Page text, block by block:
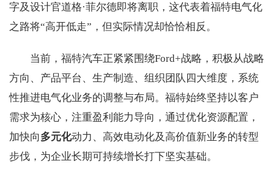
字及设计官道格·菲尔德即将离职，这代表着福特电气化
之路将“高开低走”，但实际情况却恰恰相反。
当前，福特汽车正紧紧围绕Ford+战略，积极从战略
方向、产品平台、生产制造、组织团队四大维度，系统
性推进电气化业务的调整与布局。福特始终坚持以客户
需求为核心，注重盈利能力导向，通过优化资源配置，
加快向多元化动力、高效电动化及高价值新业务的转型
步伐，为企业长期可持续增长打下坚实基础。